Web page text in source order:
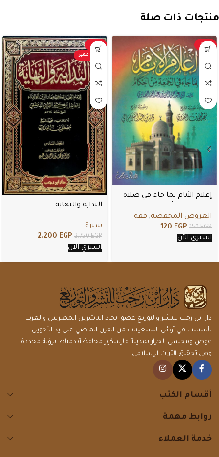
منتجات ذات صلة
-20%
إعلام الأنام بما جاء في صلاة
العروض المخفضه, فقه
150EGP
120 EGP
اشتري الأن
-20%
عرض مميز
البداية والنهاية
سيرة
2.750EGP
2.200 EGP
اشتري الأن
دار ابن رجب للنشر والتوزيع عضو اتحاد الناشرين المصريين والعرب
تأسست في أوائل التسعينات من القرن الماضي على يد الأخوين
عوض ومحسن الجزار بمدينة فارسكور محافظة دمياط برؤية محددة
وهي تحقيق التراث الإسلامي.
أقسام الكتب
روابط مهمة
خدمة العملاء